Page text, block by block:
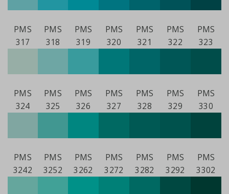
PMS
317
PMS
318
PMS
319
PMS
320
PMS
321
PMS
322
PMS
323
PMS
324
PMS
325
PMS
326
PMS
327
PMS
328
PMS
329
PMS
330
PMS
3242
PMS
3252
PMS
3262
PMS
3272
PMS
3282
PMS
3292
PMS
3302